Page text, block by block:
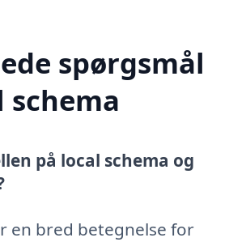
spørgsmål
schema
på local schema og
en bred betegnelse for